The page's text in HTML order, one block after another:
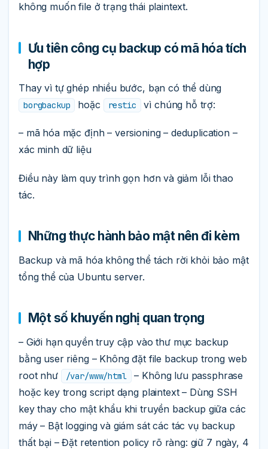
không muốn file ở trạng thái plaintext.
Ưu tiên công cụ backup có mã hóa tích
hợp
Thay vì tự ghép nhiều bước, bạn có thể dùng
borgbackup hoặc restic vì chúng hỗ trợ:
– mã hóa mặc định – versioning – deduplication –
xác minh dữ liệu
Điều này làm quy trình gọn hơn và giảm lỗi thao
tác.
Những thực hành bảo mật nên đi kèm
Backup và mã hóa không thể tách rời khỏi bảo mật
tổng thể của Ubuntu server.
Một số khuyến nghị quan trọng
– Giới hạn quyền truy cập vào thư mục backup
bằng user riêng – Không đặt file backup trong web
root như
/var/www/html
– Không lưu passphrase
hoặc key trong script dạng plaintext – Dùng SSH
key thay cho mật khẩu khi truyền backup giữa các
máy – Bật logging và giám sát các tác vụ backup
thất bại – Đặt retention policy rõ ràng: giữ 7 ngày, 4